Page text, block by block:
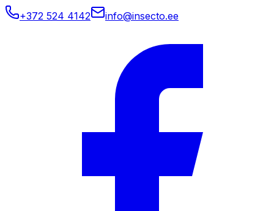
+372 524 4142 info@insecto.ee